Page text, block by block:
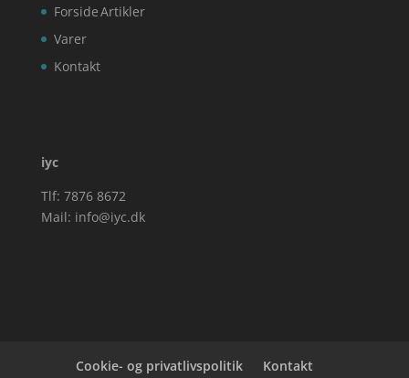
Forside
Varer
Kontakt
Artikler
iyc
Tlf: 7876 8672
Mail: info@iyc.dk
Cookie- og privatlivspolitik Kontakt